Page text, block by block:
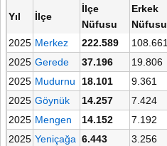
Yıl İlçe
İlçe
Nüfusu
Erkek
Nüfusu
2025 Merkez 222.589 108.661
2025 Gerede 37.196 19.806
2025 Mudurnu 18.101 9.361
2025 Göynük 14.257 7.424
2025 Mengen 14.152 7.192
2025 Yeniçağa 6.443 3.256